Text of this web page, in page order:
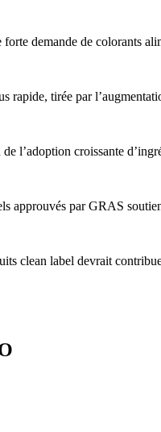
demande de colorants
rapide, tirée par
l’adoption croissante
approuvés par GRAS
clean label devrait